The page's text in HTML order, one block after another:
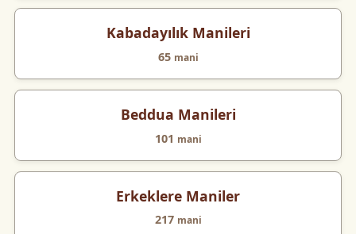
Kabadayılık Manileri
65 mani
Beddua Manileri
101 mani
Erkeklere Maniler
217 mani